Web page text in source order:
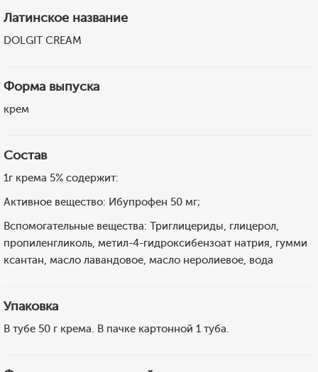
Латинское название
DOLGIT CREAM
Форма выпуска
крем
Состав
1г крема 5% содержит:
Активное вещество: Ибупрофен 50 мг;
Вспомогательные вещества: Триглицериды, глицерол,
пропиленгликоль, метил-4-гидроксибензоат натрия, гумми
ксантан, масло лавандовое, масло неролиевое, вода
Упаковка
В тубе 50 г крема. В пачке картонной 1 туба.